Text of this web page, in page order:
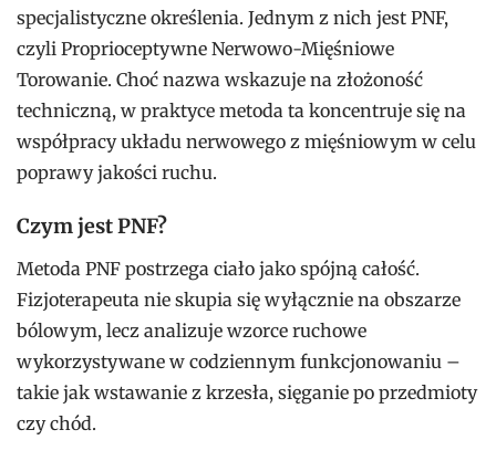
specjalistyczne określenia. Jednym z nich jest PNF,
czyli Proprioceptywne Nerwowo-Mięśniowe
Torowanie. Choć nazwa wskazuje na złożoność
techniczną, w praktyce metoda ta koncentruje się na
współpracy układu nerwowego z mięśniowym w celu
poprawy jakości ruchu.
Czym jest PNF?
Metoda PNF postrzega ciało jako spójną całość.
Fizjoterapeuta nie skupia się wyłącznie na obszarze
bólowym, lecz analizuje wzorce ruchowe
wykorzystywane w codziennym funkcjonowaniu –
takie jak wstawanie z krzesła, sięganie po przedmioty
czy chód.